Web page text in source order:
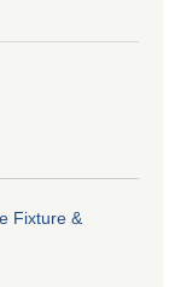
Fixture &